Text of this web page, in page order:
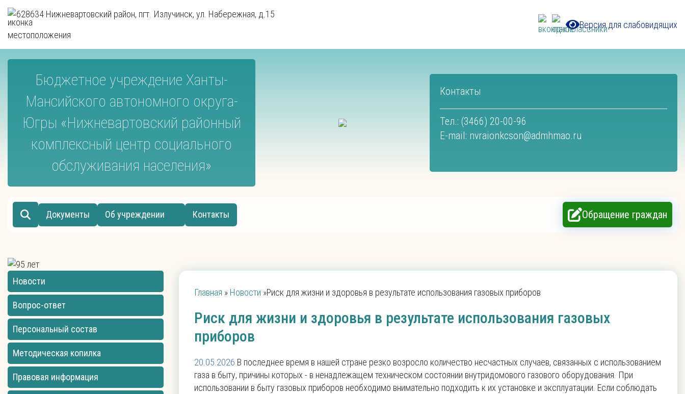
628634 Нижневартовский район, пгт. Излучинск, ул. Набережная, д.15
Версия для слабовидящих
Бюджетное учреждение Ханты-
Мансийского автономного округа-
Югры «Нижневартовский районный
комплексный центр социального
обслуживания населения»
Контакты
Тел.: (3466) 20-00-96
E-mail: nvraionkcson@admhmao.ru
Документы Об учреждении Контакты Обращение граждан
Главная » Новости »Риск для жизни и здоровья в результате использования газовых приборов
Риск для жизни и здоровья в результате использования газовых
приборов
20.05.2026 В последнее время в нашей стране резко возросло количество несчастных случаев, связанных с использованием
газа в быту, причины которых - в ненадлежащем техническом состоянии внутридомового газового оборудования. При
использовании в быту газовых приборов необходимо внимательно подходить к их установке и эксплуатации. Если соблюдать
Новости
Вопрос-ответ
Персональный состав
Методическая копилка
Правовая информация